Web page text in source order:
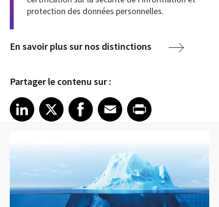
protection des données personnelles.
En savoir plus sur nos distinctions
Partager le contenu sur :
Share article on LinkedIn
LinkedIn
Share article on XShare article on Facebook
Facebook
Share article on Email
EmailShare article on Print